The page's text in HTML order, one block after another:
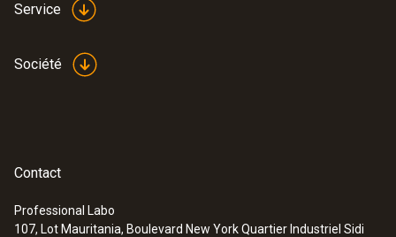
Service
Société
Contact
Professional Labo
107, Lot Mauritania, Boulevard New York Quartier Industriel Sidi